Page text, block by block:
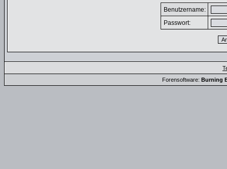
Benutzername:
Passwort:
Forensoftware: Burning